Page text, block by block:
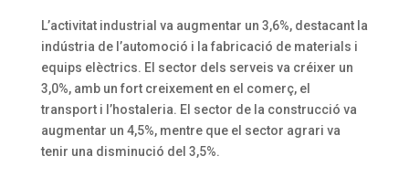
L’activitat industrial va augmentar un 3,6%, destacant la
indústria de l’automoció i la fabricació de materials i
equips elèctrics. El sector dels serveis va créixer un
3,0%, amb un fort creixement en el comerç, el
transport i l’hostaleria. El sector de la construcció va
augmentar un 4,5%, mentre que el sector agrari va
tenir una disminució del 3,5%.